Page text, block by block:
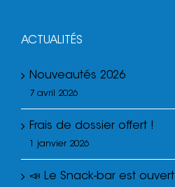
ACTUALITÉS
Nouveautés 2026
7 avril 2026
Frais de dossier offert !
1 janvier 2026
📣 Le Snack-bar est ouvert